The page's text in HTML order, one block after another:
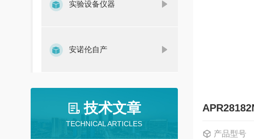
实验设备仪器
安诺伦自产
技术文章
TECHNICAL ARTICLES
产品型号